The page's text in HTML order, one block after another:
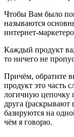
Чтобы Вам было
называются
интернет-
Каждый продукт
то ничего не
Причём, обратите
продукт это часть
логичную цепочку
друга (раскрывают
базируются на
чём я говорю.